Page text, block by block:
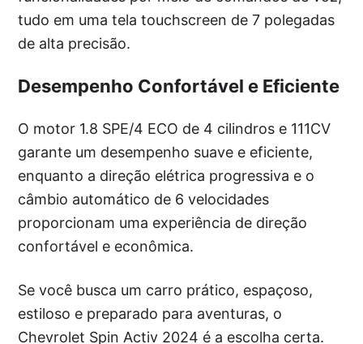
tudo em uma tela touchscreen de 7 polegadas
de alta precisão.
Desempenho Confortável e Eficiente
O motor 1.8 SPE/4 ECO de 4 cilindros e 111CV
garante um desempenho suave e eficiente,
enquanto a direção elétrica progressiva e o
câmbio automático de 6 velocidades
proporcionam uma experiência de direção
confortável e econômica.
Se você busca um carro prático, espaçoso,
estiloso e preparado para aventuras, o
Chevrolet Spin Activ 2024 é a escolha certa.